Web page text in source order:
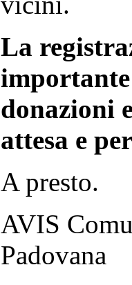
La
donazioni
attesa e
A presto.
AVIS
Padovana